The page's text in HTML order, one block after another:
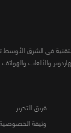
فى الشرق
والألعاب والهواتف
فريق التحرير
وثيقة الخصوصية